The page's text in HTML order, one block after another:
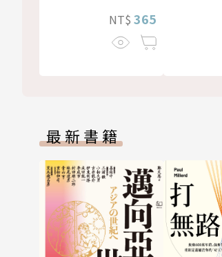
NT$ 365
最新書籍